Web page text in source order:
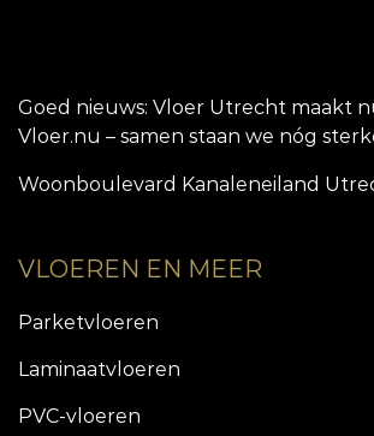
Goed nieuws: Vloer Utrecht maakt
Vloer.nu – samen staan we nóg
Woonboulevard Kanaleneiland
VLOEREN EN MEER
Parketvloeren
Laminaatvloeren
PVC-vloeren